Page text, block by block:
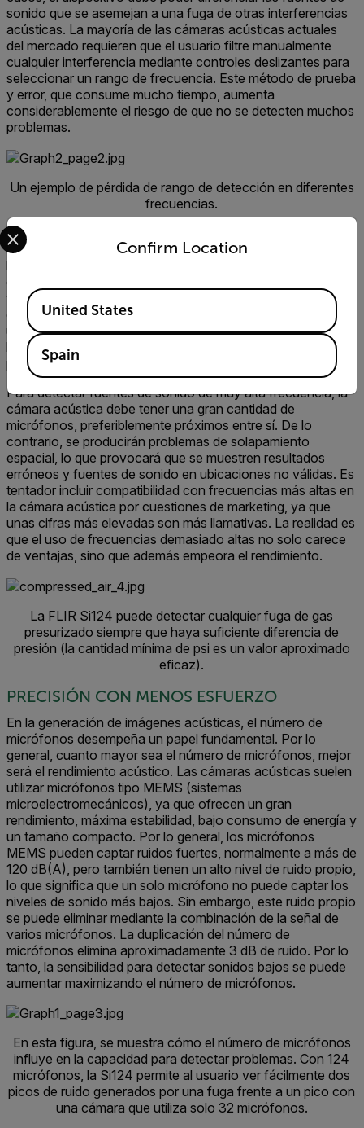
sonido que se asemejan a una fuga de otras interferencias
acústicas. La mayoría de las cámaras acústicas actuales
del mercado requieren que el usuario filtre manualmente
cualquier interferencia mediante controles deslizantes para
seleccionar un rango de frecuencia. Este método de prueba
y error, que consume mucho tiempo, aumenta
considerablemente el riesgo de que no se detecten muchos
problemas.
Un ejemplo de pérdida de rango de detección en diferentes
frecuencias.
La FLIR Si124 presenta un enfoque diferente: detecta
automáticamente patrones de sonido que se asemejan a
los de las fugas de aire y elimina las interferencias acústicas
de las fuentes de sonido sencillas y complejas mediante los
filtros avanzados de Inteligencia artificial de la cámara. En
otras palabras, la cámara reconoce si el sonido se parece a
una fuga de aire en comparación con el ruido de fondo, por
lo que el usuario ya no tendrá que realizar esta tarea
personalmente.
Para detectar fuentes de sonido de muy alta frecuencia, la
cámara acústica debe tener una gran cantidad de
micrófonos, preferiblemente próximos entre sí. De lo
contrario, se producirán problemas de solapamiento
espacial, lo que provocará que se muestren resultados
erróneos y fuentes de sonido en ubicaciones no válidas. Es
tentador incluir compatibilidad con frecuencias más altas en
la cámara acústica por cuestiones de marketing, ya que
unas cifras más elevadas son más llamativas. La realidad es
que el uso de frecuencias demasiado altas no solo carece
de ventajas, sino que además empeora el rendimiento.
La FLIR Si124 puede detectar cualquier fuga de gas
presurizado siempre que haya suficiente diferencia de
presión (la cantidad mínima de psi es un valor aproximado
eficaz).
PRECISIÓN CON MENOS ESFUERZO
En la generación de imágenes acústicas, el número de
micrófonos desempeña un papel fundamental. Por lo
general, cuanto mayor sea el número de micrófonos, mejor
será el rendimiento acústico. Las cámaras acústicas suelen
utilizar micrófonos tipo MEMS (sistemas
microelectromecánicos), ya que ofrecen un gran
rendimiento, máxima estabilidad, bajo consumo de energía y
un tamaño compacto. Por lo general, los micrófonos
MEMS pueden captar ruidos fuertes, normalmente a más de
120 dB(A), pero también tienen un alto nivel de ruido propio,
lo que significa que un solo micrófono no puede captar los
niveles de sonido más bajos. Sin embargo, este ruido propio
se puede eliminar mediante la combinación de la señal de
varios micrófonos. La duplicación del número de
micrófonos elimina aproximadamente 3 dB de ruido. Por lo
tanto, la sensibilidad para detectar sonidos bajos se puede
aumentar maximizando el número de micrófonos.
En esta figura, se muestra cómo el número de micrófonos
influye en la capacidad para detectar problemas. Con 124
micrófonos, la Si124 permite al usuario ver fácilmente dos
picos de ruido generados por una fuga frente a un pico con
una cámara que utiliza solo 32 micrófonos.
Confirm Location
Select your preferred country and language from the
Available Locations
United States
Spain